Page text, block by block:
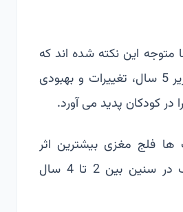
این نکته شده اند که
تزریق در سنین زیر 5 سال، تغییرات و بهبودی
در کودکان پدید می آورد.
ها فلج مغزی بیشترین اثر
خود را روی کودک در سنین بین 2 تا 4 سال